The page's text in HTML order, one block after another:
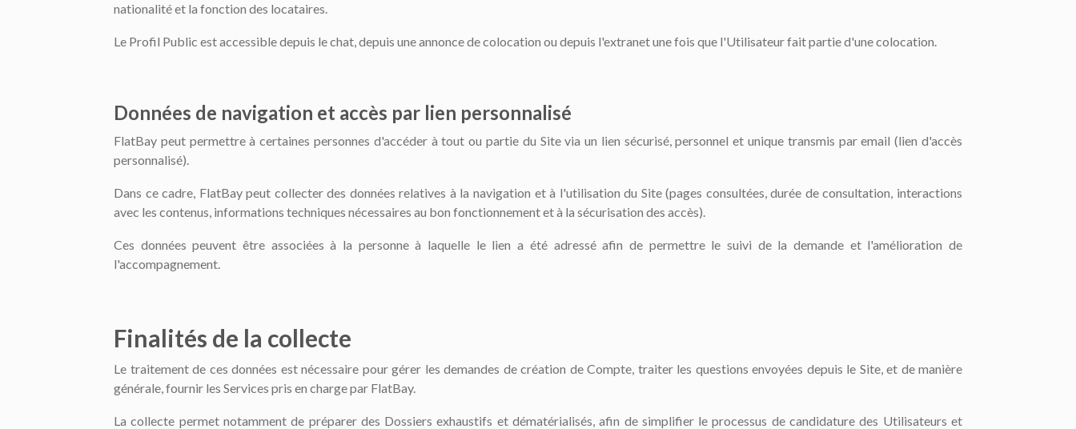
nationalité et la fonction des locataires.
Le Profil Public est accessible depuis le chat, depuis une annonce de colocation ou depuis l'extranet une fois que l'Utilisateur fait partie d'une colocation.
Données de navigation et accès par lien personnalisé
FlatBay peut permettre à certaines personnes d'accéder à tout ou partie du Site via un lien sécurisé, personnel et unique transmis par email (lien d'accès
personnalisé).
Dans ce cadre, FlatBay peut collecter des données relatives à la navigation et à l'utilisation du Site (pages consultées, durée de consultation, interactions
avec les contenus, informations techniques nécessaires au bon fonctionnement et à la sécurisation des accès).
Ces données peuvent être associées à la personne à laquelle le lien a été adressé afin de permettre le suivi de la demande et l'amélioration de
l'accompagnement.
Finalités de la collecte
Le traitement de ces données est nécessaire pour gérer les demandes de création de Compte, traiter les questions envoyées depuis le Site, et de manière
générale, fournir les Services pris en charge par FlatBay.
La collecte permet notamment de préparer des Dossiers exhaustifs et dématérialisés, afin de simplifier le processus de candidature des Utilisateurs et